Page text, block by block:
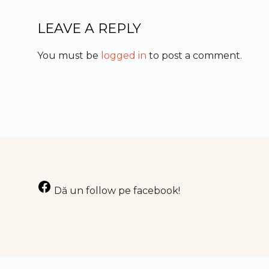
LEAVE A REPLY
You must be logged in to post a comment.
Facebook
Dă un follow pe facebook!